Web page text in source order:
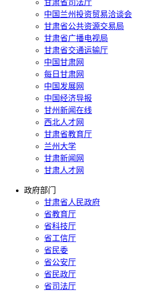
甘肃省司法厅
中国兰州投资贸易洽谈会
甘肃省公共资源交易局
甘肃省广播电视局
甘肃省交通运输厅
中国甘肃网
每日甘肃网
中国发展网
中国经济导报
甘州新闻在线
西北人才网
甘肃省教育厅
兰州大学
甘肃新闻网
甘肃人才网
政府部门
甘肃省人民政府
省教育厅
省科技厅
省工信厅
省民委
省公安厅
省民政厅
省司法厅